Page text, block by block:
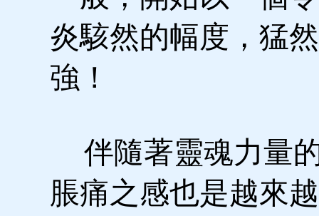
炎駭然的幅度，猛
強！
伴隨著靈魂力量
脹痛之感也是越來